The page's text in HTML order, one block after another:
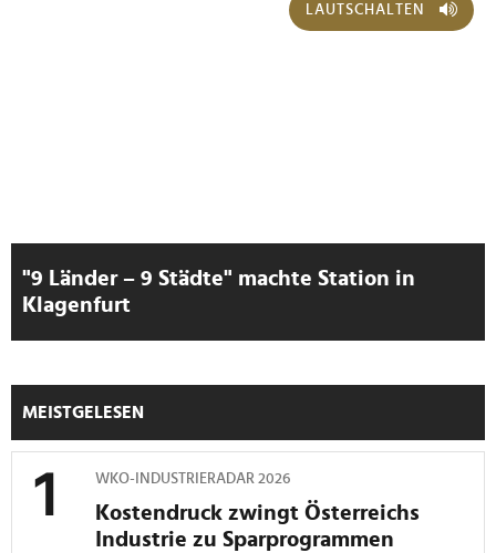
LAUTSCHALTEN
"9 Länder – 9 Städte" machte Station in
Klagenfurt
MEISTGELESEN
WKO-INDUSTRIERADAR 2026
Kostendruck zwingt Österreichs
Industrie zu Sparprogrammen